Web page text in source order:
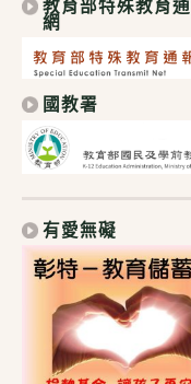
教育部特殊教育
網
國教署
有愛無礙